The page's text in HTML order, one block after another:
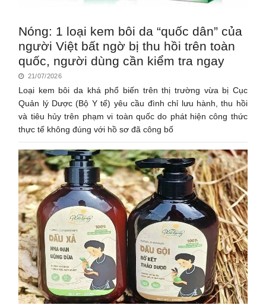
Nóng: 1 loại kem bôi da “quốc dân” của
người Việt bất ngờ bị thu hồi trên toàn
quốc, người dùng cần kiểm tra ngay
21/07/2026
Loại kem bôi da khá phổ biến trên thị trường vừa bị Cục
Quản lý Dược (Bộ Y tế) yêu cầu đình chỉ lưu hành, thu hồi
và tiêu hủy trên phạm vi toàn quốc do phát hiện công thức
thực tế không đúng với hồ sơ đã công bố